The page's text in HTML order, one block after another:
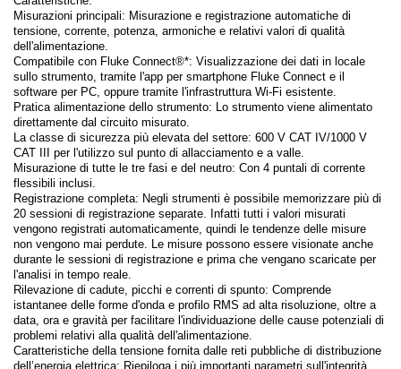
Misurazioni principali: Misurazione e registrazione automatiche di
tensione, corrente, potenza, armoniche e relativi valori di qualità
dell'alimentazione.
Compatibile con Fluke Connect®*: Visualizzazione dei dati in locale
sullo strumento, tramite l'app per smartphone Fluke Connect e il
software per PC, oppure tramite l'infrastruttura Wi-Fi esistente.
Pratica alimentazione dello strumento: Lo strumento viene alimentato
direttamente dal circuito misurato.
La classe di sicurezza più elevata del settore: 600 V CAT IV/1000 V
CAT III per l'utilizzo sul punto di allacciamento e a valle.
Misurazione di tutte le tre fasi e del neutro: Con 4 puntali di corrente
flessibili inclusi.
Registrazione completa: Negli strumenti è possibile memorizzare più di
20 sessioni di registrazione separate. Infatti tutti i valori misurati
vengono registrati automaticamente, quindi le tendenze delle misure
non vengono mai perdute. Le misure possono essere visionate anche
durante le sessioni di registrazione e prima che vengano scaricate per
l'analisi in tempo reale.
Rilevazione di cadute, picchi e correnti di spunto: Comprende
istantanee delle forme d'onda e profilo RMS ad alta risoluzione, oltre a
data, ora e gravità per facilitare l'individuazione delle cause potenziali di
problemi relativi alla qualità dell'alimentazione.
Caratteristiche della tensione fornita dalle reti pubbliche di distribuzione
dell’energia elettrica: Riepiloga i più importanti parametri sull'integrità